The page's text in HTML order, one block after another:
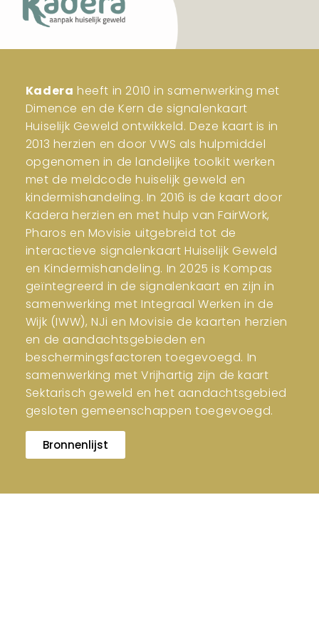
Kadera heeft in 2010 in samenwerking met
Dimence en de Kern de signalenkaart
Huiselijk Geweld ontwikkeld. Deze kaart is in
2013 herzien en door VWS als hulpmiddel
opgenomen in de landelijke toolkit werken
met de meldcode huiselijk geweld en
kindermishandeling. In 2016 is de kaart door
Kadera herzien en met hulp van FairWork,
Pharos en Movisie uitgebreid tot de
interactieve signalenkaart Huiselijk Geweld
en Kindermishandeling. In 2025 is Kompas
geïntegreerd in de signalenkaart en zijn in
samenwerking met Integraal Werken in de
Wijk (IWW), NJi en Movisie de kaarten herzien
en de aandachtsgebieden en
beschermingsfactoren toegevoegd. In
samenwerking met Vrijhartig zijn de kaart
Sektarisch geweld en het aandachtsgebied
gesloten gemeenschappen toegevoegd.
Bronnenlijst